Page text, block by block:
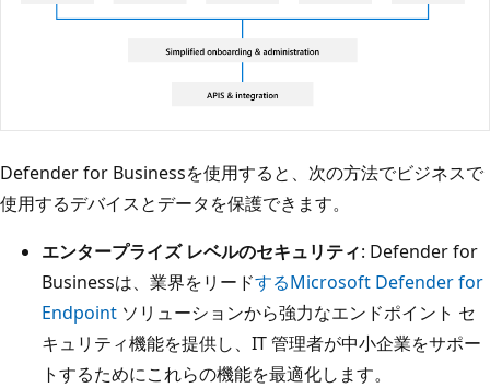
Defender for Businessを使用すると、次の方法でビジネスで
使用するデバイスとデータを保護できます。
エンタープライズ レベルのセキュリティ: Defender for
Businessは、業界をリードするMicrosoft Defender for
Endpoint ソリューションから強力なエンドポイント セ
キュリティ機能を提供し、IT 管理者が中小企業をサポー
トするためにこれらの機能を最適化します。